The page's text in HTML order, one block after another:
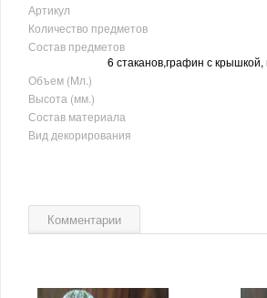
Артикул
Количество предметов
Состав предметов
6 стаканов,графин с крышкой,
Объем (Мл.)
Высота (мм.)
Состав материала
Вид декорирования
Комментарии